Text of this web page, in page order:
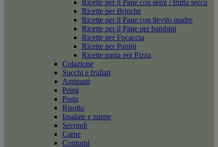
Ricette per il Pane con semi / frutta secca
Ricette per Brioche
Ricette per il Pane con lievito madre
Ricette per il Pane per bambini
Ricette per Focaccia
Ricette per Panini
Ricette pasta per Pizza
Colazione
Succhi e frullati
Antipasti
Primi
Pasta
Risotto
Insalate e zuppe
Secondi
Carne
Contorni